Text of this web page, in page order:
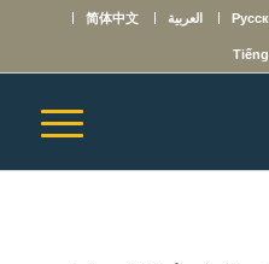
العربية 简体中文